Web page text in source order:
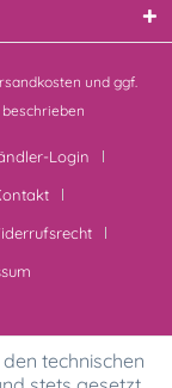
und ggf.
Login
technischen